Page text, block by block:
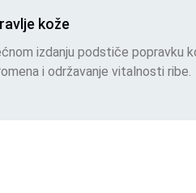
kože
izdanju podstiče popravku
i održavanje vitalnosti ribe.